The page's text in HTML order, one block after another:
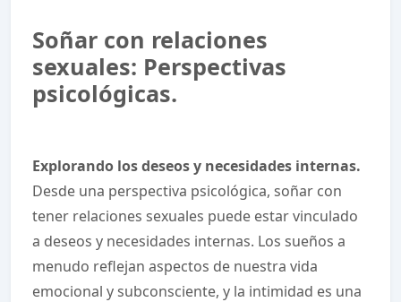
Soñar con relaciones
sexuales: Perspectivas
psicológicas.
Explorando los deseos y necesidades internas.
Desde una perspectiva psicológica, soñar con
tener relaciones sexuales puede estar vinculado
a deseos y necesidades internas. Los sueños a
menudo reflejan aspectos de nuestra vida
emocional y subconsciente, y la intimidad es una